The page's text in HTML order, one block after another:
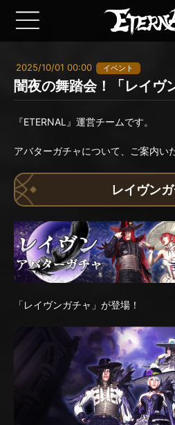
2025/10/01 00:00 イベント
闇夜の舞踏会！「レイヴ
『ETERNAL』運営チームです。
アバターガチャについて、ご案内い
レイヴン
「レイヴンガチャ」が登場！